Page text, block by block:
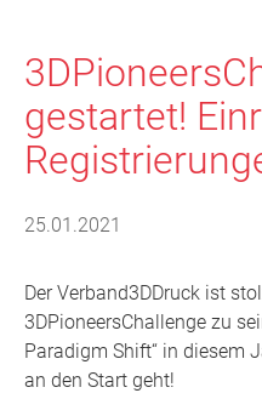
gestartet!
25.01.2021
Der Verband3DDruck ist
3DPioneersChallenge zu
Paradigm Shift“ in diesem
an den Start geht!